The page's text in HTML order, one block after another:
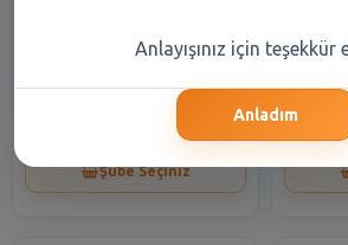
gr
Şube Seçiniz
Anlayışınız için teşekkür
Anladım